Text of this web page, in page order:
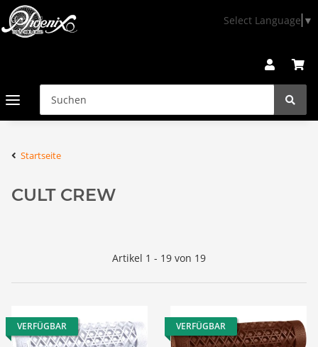
Select Language ▼
Startseite
CULT CREW
Artikel 1 - 19 von 19
VERFÜGBAR VERFÜGBAR